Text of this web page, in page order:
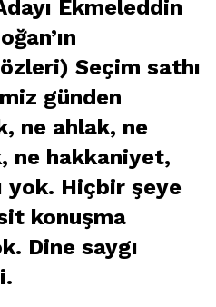
Ekmeleddin
Seçim sathı
günden
ne ahlak, ne
ne hakkaniyet,
yok. Hiçbir şeye
konuşma
Dine saygı